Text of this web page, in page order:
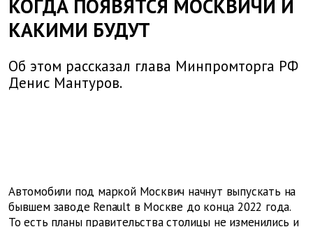
КОГДА ПОЯВЯТСЯ МОСКВИЧИ И
КАКИМИ БУДУТ
Об этом рассказал глава Минпромторга РФ
Денис Мантуров.
Автомобили под маркой Москвич начнут выпускать на
бывшем заводе Renault в Москве до конца 2022 года.
То есть планы правительства столицы не изменились и